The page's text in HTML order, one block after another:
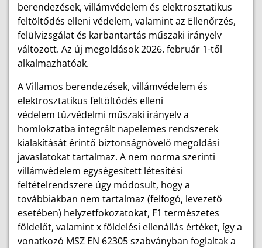
berendezések, villámvédelem és elektrosztatikus
feltöltődés elleni védelem, valamint az Ellenőrzés,
felülvizsgálat és karbantartás műszaki irányelv
változott. Az új megoldások 2026. február 1-től
alkalmazhatóak.
AVillamos berendezések, villámvédelem és
elektrosztatikus feltöltődés elleni
védelem tűzvédelmi műszaki irányelv a
homlokzatba integrált napelemes rendszerek
kialakítását érintő biztonságnövelő megoldási
javaslatokat tartalmaz. A nem norma szerinti
villámvédelem egységesített létesítési
feltételrendszere úgy módosult, hogy a
továbbiakban nem tartalmaz (felfogó, levezető
esetében) helyzetfokozatokat, F1 természetes
földelőt, valamint x földelési ellenállás értéket, így a
vonatkozó MSZ EN 62305 szabványban foglaltak a